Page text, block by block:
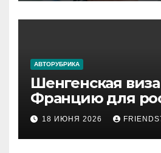
АВТОРУБРИКА
Шенгенская
Францию для
2026 году: сроки
и список
документов
18 ИЮНЯ 2026